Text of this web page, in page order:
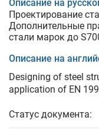
Описание на
Проектирование
Дополнительные
стали марок до
Описание на
Designing of steel
application of EN
Статус документа: